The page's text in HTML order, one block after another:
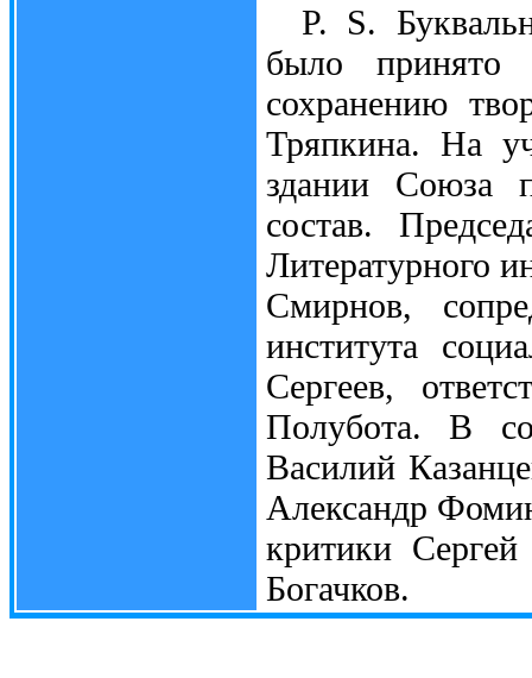
P. S.
было принято
сохранению
Тряпкина. На
здании Союза
состав.
Литературного
Смирнов,
института
Сергеев,
Полубота. В
Василий
Александр
критики
Богачков.